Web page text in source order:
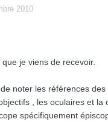
2010
je viens de recevoir.
noter les références des
, les oculaires et la
spécifiquement